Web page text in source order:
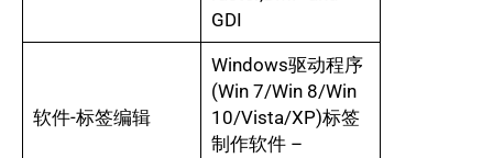
GDI
软件-标签编辑
Windows驱动程序
(Win 7/Win 8/Win
10/Vista/XP)标签
制作软件 –